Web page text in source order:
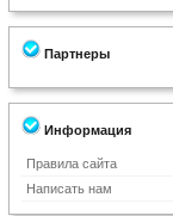
Партнеры
Информация
Правила сайта
Написать нам